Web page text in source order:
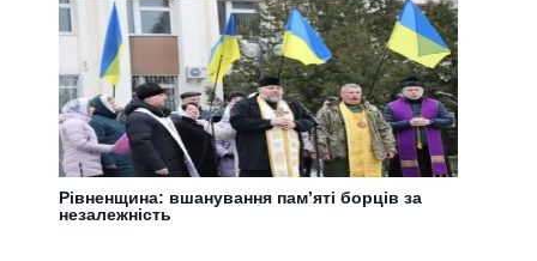
Рівненщина: вшанування пам’яті борців за
незалежність